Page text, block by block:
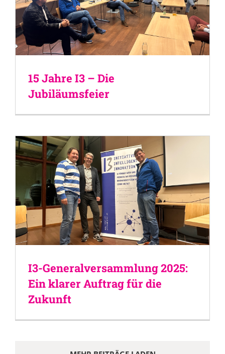
15 Jahre I3 – Die
Jubiläumsfeier
I3-Generalversammlung 2025:
Ein klarer Auftrag für die
Zukunft